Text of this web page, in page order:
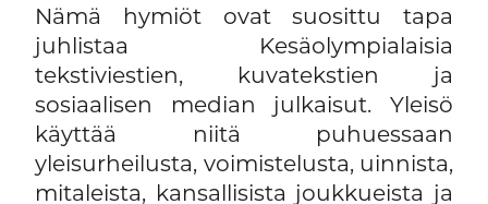
Nämä hymiöt ovat suosittu tapa
juhlistaa Kesäolympialaisia
tekstiviestien, kuvatekstien ja
sosiaalisen median julkaisut. Yleisö
käyttää niitä puhuessaan
yleisurheilusta, voimistelusta, uinnista,
mitaleista, kansallisista joukkueista ja